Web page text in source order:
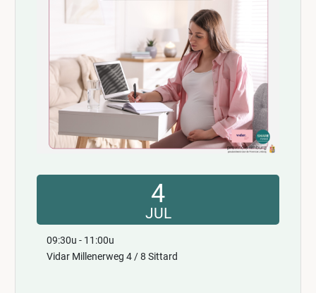
4
JUL
09:30u - 11:00u
Vidar Millenerweg 4 / 8 Sittard